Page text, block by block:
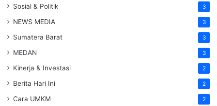
Sosial & Politik 3
NEWS MEDIA 3
Sumatera Barat 3
MEDAN 3
Kinerja & Investasi 2
Berita Hari Ini 2
Cara UMKM 2